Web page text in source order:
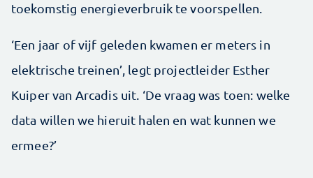
toekomstig energieverbruik te voorspellen.
‘Een jaar of vijf geleden kwamen er meters in
elektrische treinen’, legt projectleider Esther
Kuiper van Arcadis uit. ‘De vraag was toen: welke
data willen we hieruit halen en wat kunnen we
ermee?’